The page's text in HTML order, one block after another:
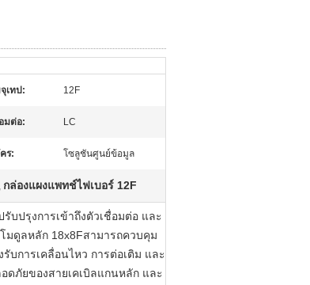
เทป: 12F
มต่อ: LC
ร: โซลูชันศูนย์ข้อมูล
, กล่องแผงแพทช์ไฟเบอร์ 12F
บปรุงการเข้าถึงตัวเชื่อมต่อ และ
มดูลหลัก 18x8Fสามารถควบคุม
บการเคลื่อนไหว การต่อเติม และ
ดภัยของสายเคเบิลแกนหลัก และ